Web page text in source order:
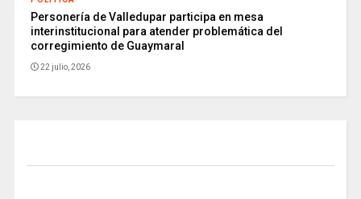
Personería de Valledupar participa en mesa
interinstitucional para atender problemática del
corregimiento de Guaymaral
22 julio, 2026